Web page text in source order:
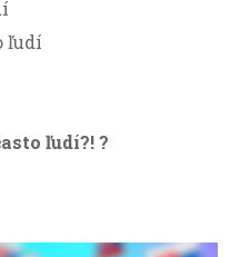
ľudí
ľudí?! ?